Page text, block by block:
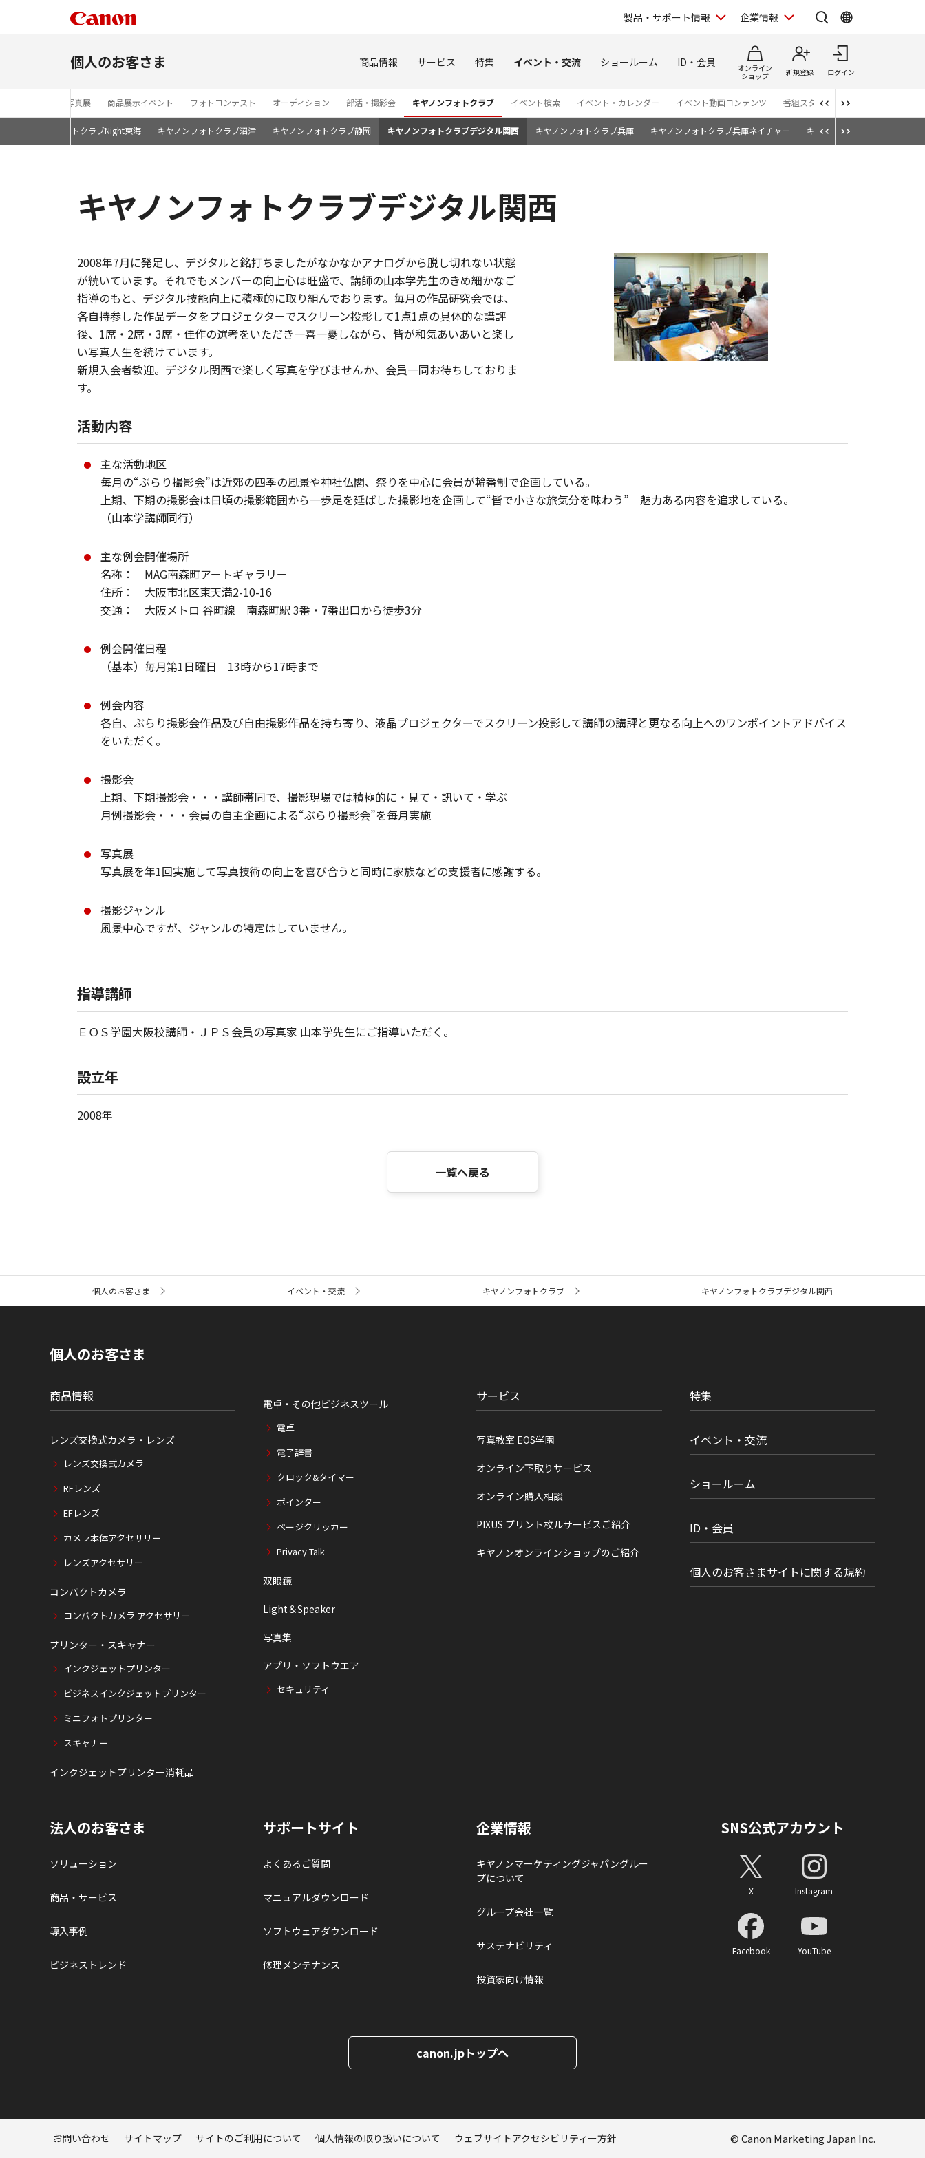
製品・サポート情報 企業情報
個人のお客さま 商品情報 サービス 特集 イベント・交流 ショールーム ID・会員
オンライン
ショップ
新規登録 ログイン
写真展 商品展示イベント フォトコンテスト オーディション 部活・撮影会 キヤノンフォトクラブ イベント検索 イベント・カレンダー イベント動画コンテンツ 番組スタッフが語る TBS「世界遺産
キヤノンフォトクラブNight東海 キヤノンフォトクラブ沼津 キヤノンフォトクラブ静岡 キヤノンフォトクラブデジタル関西 キヤノンフォトクラブ兵庫 キヤノンフォトクラブ兵庫ネイチャー キヤノンフォトクラブ関西ファ
キヤノンフォトクラブデジタル関西
2008年7月に発足し、デジタルと銘打ちましたがなかなかアナログから脱し切れない状態
が続いています。それでもメンバーの向上心は旺盛で、講師の山本学先生のきめ細かなご
指導のもと、デジタル技能向上に積極的に取り組んでおります。毎月の作品研究会では、
各自持参した作品データをプロジェクターでスクリーン投影して1点1点の具体的な講評
後、1席・2席・3席・佳作の選考をいただき一喜一憂しながら、皆が和気あいあいと楽し
い写真人生を続けています。
新規入会者歓迎。デジタル関西で楽しく写真を学びませんか、会員一同お待ちしておりま
す。
活動内容
主な活動地区
毎月の“ぶらり撮影会”は近郊の四季の風景や神社仏閣、祭りを中心に会員が輪番制で企画している。
上期、下期の撮影会は日頃の撮影範囲から一歩足を延ばした撮影地を企画して“皆で小さな旅気分を味わう” 魅力ある内容を追求している。
（山本学講師同行）
主な例会開催場所
名称： MAG南森町アートギャラリー
住所： 大阪市北区東天満2-10-16
交通： 大阪メトロ 谷町線 南森町駅 3番・7番出口から徒歩3分
例会開催日程
（基本）毎月第1日曜日 13時から17時まで
例会内容
各自、ぶらり撮影会作品及び自由撮影作品を持ち寄り、液晶プロジェクターでスクリーン投影して講師の講評と更なる向上へのワンポイントアドバイス
をいただく。
撮影会
上期、下期撮影会・・・講師帯同で、撮影現場では積極的に・見て・訊いて・学ぶ
月例撮影会・・・会員の自主企画による“ぶらり撮影会”を毎月実施
写真展
写真展を年1回実施して写真技術の向上を喜び合うと同時に家族などの支援者に感謝する。
撮影ジャンル
風景中心ですが、ジャンルの特定はしていません。
指導講師
ＥＯＳ学園大阪校講師・ＪＰＳ会員の写真家 山本学先生にご指導いただく。
設立年
2008年
一覧へ戻る
ト
個人のお客さま イベント・交流 キヤノンフォトクラブ キヤノンフォトクラブデジタル関西
個人のお客さま
商品情報
レンズ交換式カメラ・レンズ
レンズ交換式カメラ
RFレンズ
EFレンズ
カメラ本体アクセサリー
レンズアクセサリー
コンパクトカメラ
コンパクトカメラ アクセサリー
プリンター・スキャナー
インクジェットプリンター
ビジネスインクジェットプリンター
ミニフォトプリンター
スキャナー
インクジェットプリンター消耗品
電卓・その他ビジネスツール
電卓
電子辞書
クロック&タイマー
ポインター
ページクリッカー
Privacy Talk
双眼鏡
Light＆Speaker
写真集
アプリ・ソフトウエア
セキュリティ
サービス
写真教室 EOS学園
オンライン下取りサービス
オンライン購入相談
PIXUS プリント枚ルサービスご紹介
キヤノンオンラインショップのご紹介
特集
イベント・交流
ショールーム
ID・会員
個人のお客さまサイトに関する規約
法人のお客さま
ソリューション
商品・サービス
導入事例
ビジネストレンド
サポートサイト
よくあるご質問
マニュアルダウンロード
ソフトウェアダウンロード
修理メンテナンス
企業情報
キヤノンマーケティングジャパングルー
プについて
グループ会社一覧
サステナビリティ
投資家向け情報
SNS公式アカウント
X Instagram
Facebook YouTube
canon.jpトップへ
お問い合わせ サイトマップ サイトのご利用について 個人情報の取り扱いについて ウェブサイトアクセシビリティー方針 © Canon Marketing Japan Inc.